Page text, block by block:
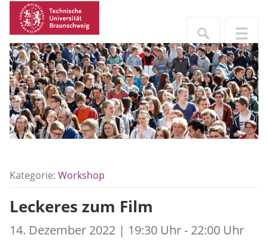
Kategorie: Workshop
Leckeres zum Film
14. Dezember 2022 | 19:30 Uhr - 22:00 Uhr